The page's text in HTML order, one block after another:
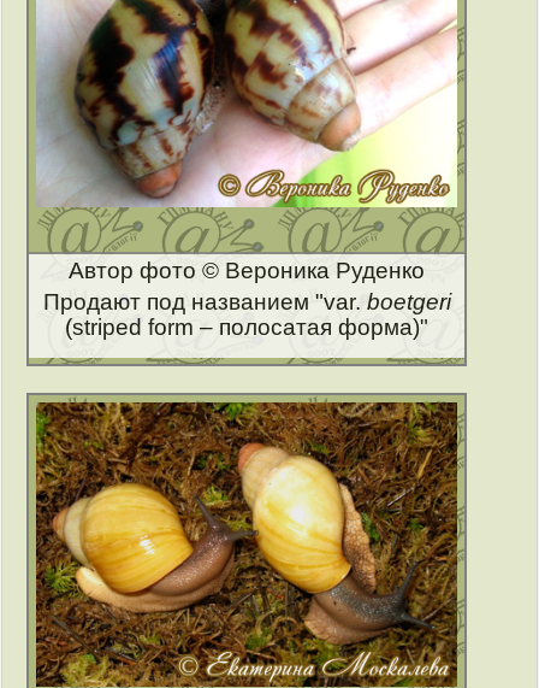
Автор фото © Вероника Руденко
Продают под названием "var. boetgeri
(striped form – полосатая форма)"